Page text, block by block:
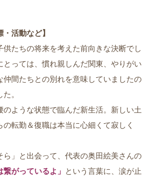
・活動など】
供たちの将来を考えた前向きな決断でし
とっては、慣れ親しんだ関東、やりがい
仲間たちとの別れを意味していましたの
。
のような状態で臨んだ新生活。新しい土
転勤＆復職は本当に心細くて寂しく
ら」と出会って、代表の奥田絵美さんの
繋がっているよ」 という言葉に、涙が止